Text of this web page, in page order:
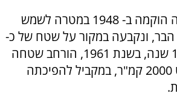
שמורת המסאי מארה הוקמה ב- 1948 במטרה לשמש
הבר, ונקבעה במקור על שטח של כ-
520 קמ"ר. כעבור 13 שנה, בשנת 1961, הורחב שטחה
של השמורה לכמעט 2000 קמ"ר, במקביל להפיכתה